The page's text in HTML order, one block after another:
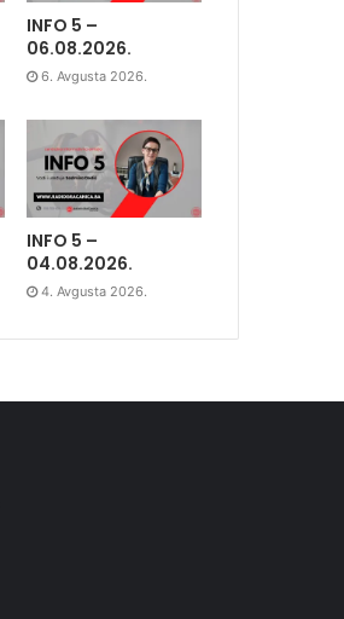
INFO 5 –
06.08.2026.
6. Avgusta 2026.
INFO 5 –
04.08.2026.
4. Avgusta 2026.